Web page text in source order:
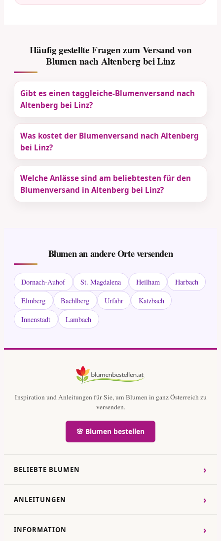
Häufig gestellte Fragen zum Versand von
Blumen nach Altenberg bei Linz
Gibt es einen taggleiche-Blumenversand nach
Altenberg bei Linz?
Was kostet der Blumenversand nach Altenberg
bei Linz?
Welche Anlässe sind am beliebtesten für den
Blumenversand in Altenberg bei Linz?
Blumen an andere Orte versenden
Dornach-Auhof St. Magdalena Heilham
Harbach
Elmberg
Bachlberg Urfahr
Katzbach
Innenstadt
Lambach
Inspiration und Anleitungen für Sie, um Blumen in ganz Österreich zu
versenden.
🌸 Blumen bestellen
BELIEBTE BLUMEN ›
ANLEITUNGEN ›
INFORMATION ›